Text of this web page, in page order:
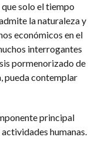
solo el tiempo
la naturaleza y
económicos en el
interrogantes
pormenorizado de
pueda contemplar
principal
humanas.